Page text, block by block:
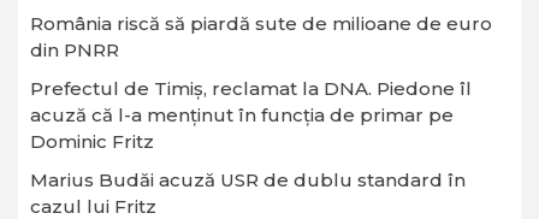
România riscă să piardă sute de milioane de euro
din PNRR
Prefectul de Timiș, reclamat la DNA. Piedone îl
acuză că l-a menținut în funcția de primar pe
Dominic Fritz
Marius Budăi acuză USR de dublu standard în
cazul lui Fritz